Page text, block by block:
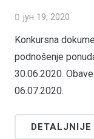
јун 19, 2020
Konkursna
podnošenje
30.06.2020.
06.07.2020.
DETALJNIJE